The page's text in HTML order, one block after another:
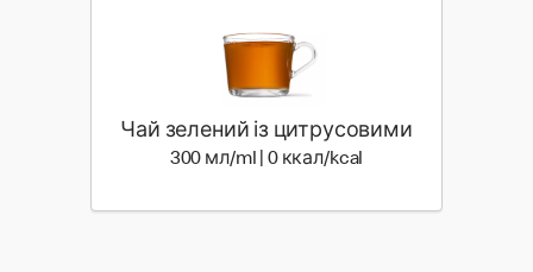
Чай зелений із цитрусовими
300 мл/ml | 0 ккал/kcal